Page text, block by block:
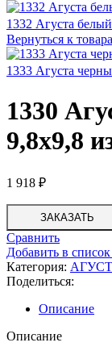
1332 Агуста
Вернуться к
1333 Агуста
1330
9,8х9,8
1 918 ₽
ЗАКАЗАТЬ
Сравнить
Добавить в
Категория:
Поделиться:
Описание
Описание